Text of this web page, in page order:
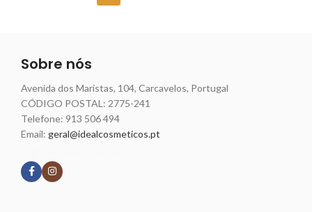
Sobre nós
Avenida dos Maristas, 104, Carcavelos, Portugal
CÓDIGO POSTAL: 2775-241
Telefone: 913 506 494
Email: geral@idealcosmeticos.pt